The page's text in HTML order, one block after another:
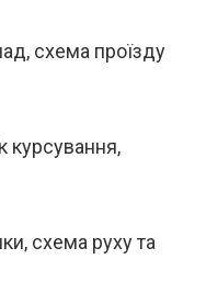
схема проїзду
курсування,
схема руху та